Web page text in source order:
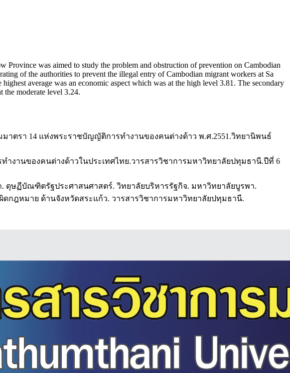
Province was aimed to study the problem and obstruction of prevention on Cambodian
of the authorities to prevent the illegal entry of Cambodian migrant workers at Sa
average was an economic aspect which was at the high level 3.81. The secondary
the moderate level 3.24.
าตรา 14 แห่งพระราชบัญญัติการทำงานของคนต่างด้าว พ.ศ.2551.วิทยานิพนธ์
งานของคนต่างด้าวในประเทศไทย.วารสารวิชาการมหาวิทยาลัยปทุมธานี.ปีที่ 6
ดุษฏีบัณฑิตรัฐประศาสนศาสตร์. วิทยาลัยบริหารรัฐกิจ. มหาวิทยาลัยบูรพา.
กฎหมาย ด้านจังหวัดสระแก้ว. วารสารวิชาการมหาวิทยาลัยปทุมธานี.